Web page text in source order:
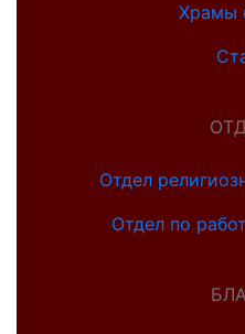
Храмы
Отдел
Отдел по